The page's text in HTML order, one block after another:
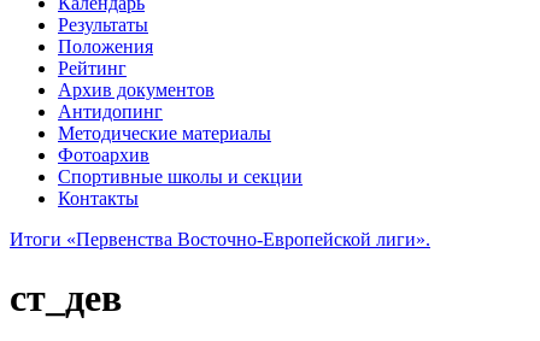
Результаты
Положения
Рейтинг
Архив документов
Антидопинг
Методические материалы
Фотоархив
Спортивные школы и секции
Контакты
Итоги «Первенства Восточно-Европейской лиги».
ст_дев